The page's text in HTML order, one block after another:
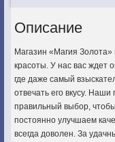
Описание
Магазин «Магия
красоты. У нас вас ждет
где даже самый
отвечать его вкусу.
правильный выбор,
постоянно улучшаем
всегда доволен. За